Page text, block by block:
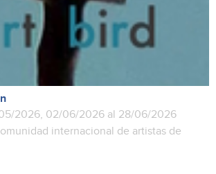
2026, 02/06/2026 al 28/06/2026
internacional de artistas de